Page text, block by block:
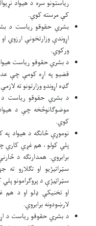
رياستونو سره د هيواد
کې مرسته کوي.
بشري حقوقو ریاست د
اړوندې وزارتخونې ارزوي
ورکوي.
د بشري حقوقو ریاست
قضيو په اړه کومې چې
ګډه اړوندو وزارتونو ته
د بشري حقوقو ریاست د
موضوګانوڅخه چې د
کوي.
نوموړې څانګه د هيواد په
پلي کولو ، هم غږي کاري
برابروي. همدارنګه د
سټراتيژيو او تګلارو
سټراټيژې د پروګرامونو
او تخنيکې ډلو او د هم
لارښودونه برابروي.
د بشري حقوقو ریاست د